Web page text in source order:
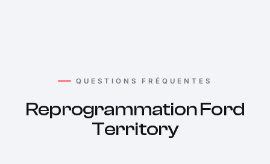
QUESTIONS FRÉQUENTES
Reprogrammation Ford
Territory